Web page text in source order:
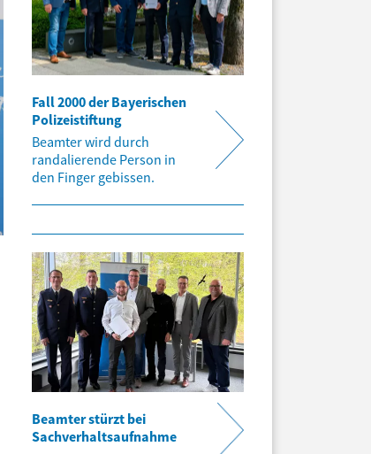
Fall 2000 der Bayerischen
Polizeistiftung
Beamter wird durch
randalierende Person in
den Finger gebissen.
Beamter stürzt bei
Sachverhaltsaufnahme